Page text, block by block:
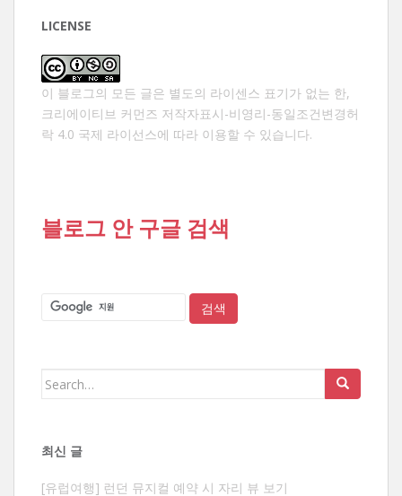
LICENSE
이 블로그의 모든 글은 별도의 라이센스 표기가 없는 한,
크리에이티브 커먼즈 저작자표시-비영리-동일조건변경허
락 4.0 국제 라이선스에 따라 이용할 수 있습니다.
블로그 안 구글 검색
Search
최신 글
[유럽여행] 런던 뮤지컬 예약 시 자리 뷰 보기